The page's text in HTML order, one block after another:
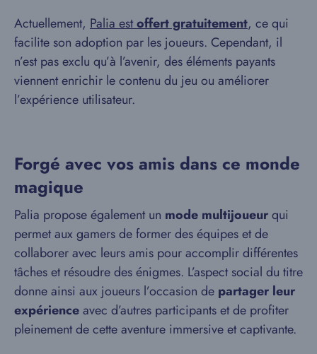
Actuellement, Palia estoffert gratuitement, ce qui
facilite son adoption par les joueurs. Cependant, il
n’est pas exclu qu’à l’avenir, des éléments payants
viennent enrichir le contenu du jeu ou améliorer
l’expérience utilisateur.
Forgé avec vos amis dans ce monde
magique
Palia propose également un mode multijoueurqui
permet aux gamers de former des équipes et de
collaborer avec leurs amis pour accomplir différentes
tâches et résoudre des énigmes. L’aspect social du titre
donne ainsi aux joueurs l’occasion de partager leur
expérienceavec d’autres participants et de profiter
pleinement de cette aventure immersive et captivante.